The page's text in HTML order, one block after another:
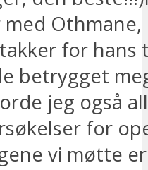
Othmane,
for hans
betrygget
jeg også
for
vi møtte